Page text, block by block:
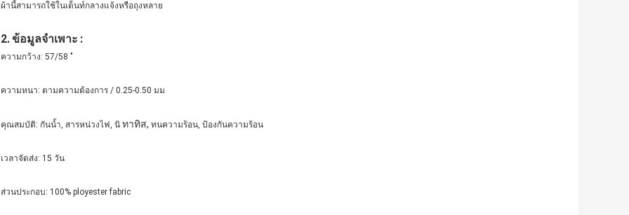
ผ้านี้สามารถใช้ในเต็นท์กลางแจ้งหรือถุงหลาย
2.ข้อมูลจำเพาะ :
ความกว้าง: 57/58 "
ความหนา: ตามความต้องการ / 0.25-0.50 มม
คุณสมบัติ: กันน้ำ, สารหน่วงไฟ, นิ ทาทิส, ทนความร้อน, ป้องกันความร้อน
เวลาจัดส่ง: 15 วัน
ส่วนประกอบ: 100% ployester fabric